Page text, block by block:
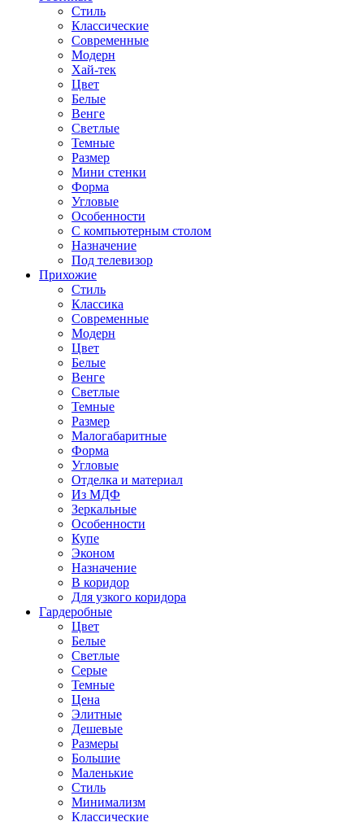
Стиль
Классические
Современные
Модерн
Хай-тек
Цвет
Белые
Венге
Светлые
Темные
Размер
Мини стенки
Форма
Угловые
Особенности
С компьютерным столом
Назначение
Под телевизор
Прихожие
Стиль
Классика
Современные
Модерн
Цвет
Белые
Венге
Светлые
Темные
Размер
Малогабаритные
Форма
Угловые
Отделка и материал
Из МДФ
Зеркальные
Особенности
Купе
Эконом
Назначение
В коридор
Для узкого коридора
Гардеробные
Цвет
Белые
Светлые
Серые
Темные
Цена
Элитные
Дешевые
Размеры
Большие
Маленькие
Стиль
Минимализм
Классические